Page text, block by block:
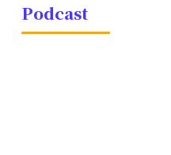
Podcast